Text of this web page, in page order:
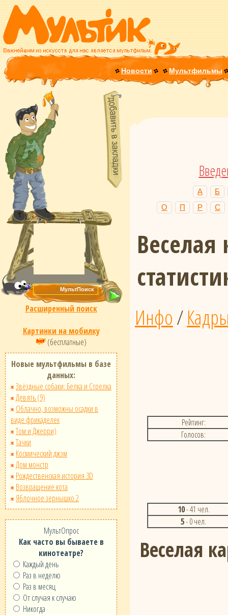
Новости Мультфильмы
Расширенный поиск
Картинки на мобилку
(бесплатные)
Новые мультфильмы в базе
данных:
Звёздные собаки: Белка и Стрелка
Девять (9)
Облачно, возможны осадки в
виде фрикаделек
Том и Джерри)
Тачки
Космический джэм
Дом монстр
Рождественская история 3D
Возвращение кота
Яблочное зернышко 2
МультОпрос
Как часто вы бываете в
кинотеатре?
Каждый день
Раз в неделю
Раз в месяц
От случая к случаю
Никогда
А
Б
О
П Р С
Инфо/
Рейтинг:
Голосов:
10- 41 чел.
5- 0 чел.
Веселая